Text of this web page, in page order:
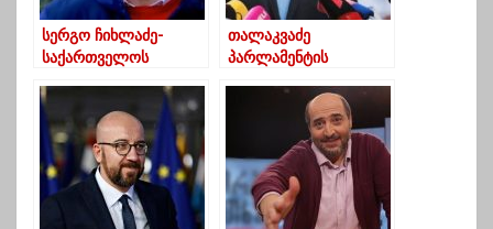
სერგო ჩიხლაძე-
საქართველოს
ოჯახი”
თალაკვაძე
პარლამენტის
მოადგილედ აირჩიეს